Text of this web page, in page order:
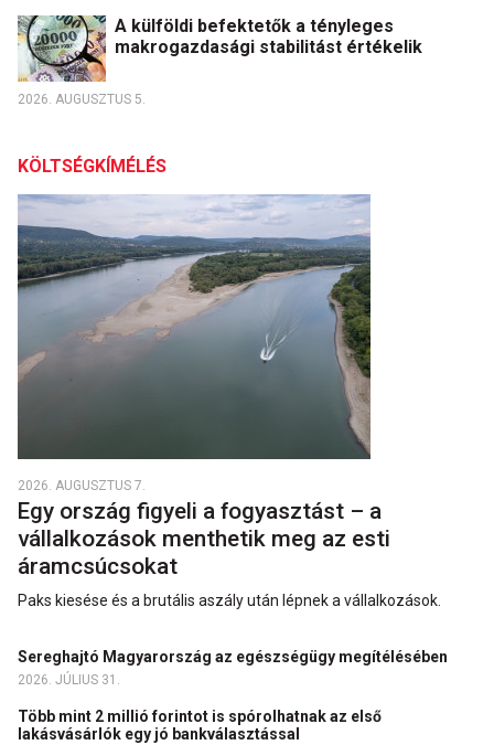
A külföldi befektetők a tényleges
makrogazdasági stabilitást értékelik
2026. AUGUSZTUS 5.
KÖLTSÉGKÍMÉLÉS
2026. AUGUSZTUS 7.
Egy ország figyeli a fogyasztást – a
vállalkozások menthetik meg az esti
áramcsúcsokat
Paks kiesése és a brutális aszály után lépnek a vállalkozások.
Sereghajtó Magyarország az egészségügy megítélésében
2026. JÚLIUS 31.
Több mint 2 millió forintot is spórolhatnak az első
lakásvásárlók egy jó bankválasztással